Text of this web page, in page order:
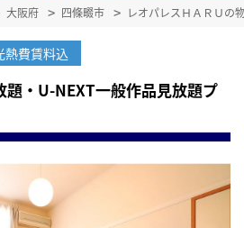
大阪府 四條畷市 レオパレスＨＡＲＵの
熱費賃料込
題・U-NEXT一般作品見放題プ